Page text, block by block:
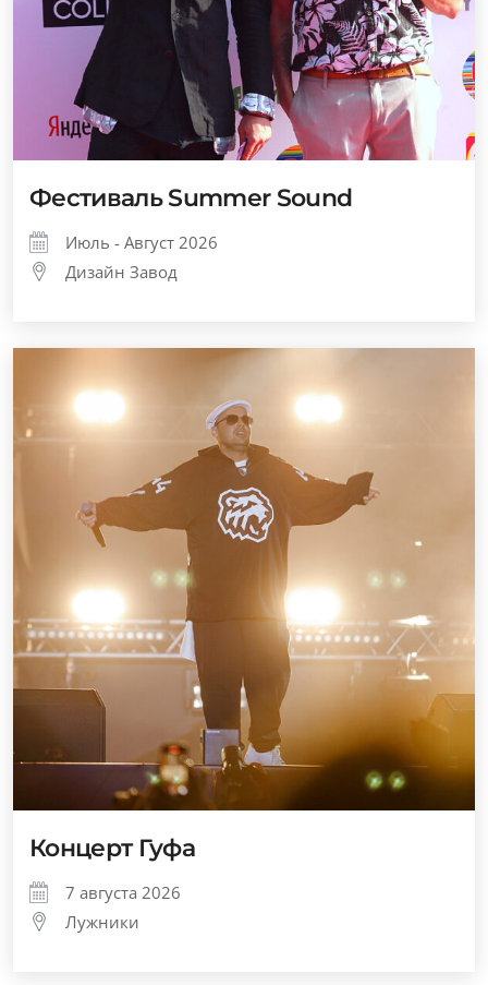
Фестиваль Summer Sound
Июль - Август 2026
Дизайн Завод
Концерт Гуфа
7 августа 2026
Лужники